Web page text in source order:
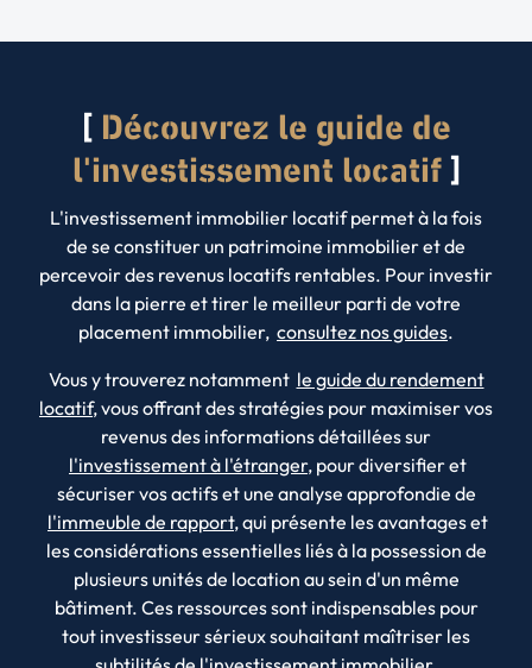
Découvrez le guide de
l'investissement locatif
L'investissement immobilier locatif permet à la fois
de se constituer un patrimoine immobilier et de
percevoir des revenus locatifs rentables. Pour investir
dans la pierre et tirer le meilleur parti de votre
placement immobilier, consultez nos guides.
Vous y trouverez notamment le guide du rendement
locatif, vous offrant des stratégies pour maximiser vos
revenus des informations détaillées sur
l'investissement à l'étranger, pour diversifier et
sécuriser vos actifs et une analyse approfondie de
l'immeuble de rapport, qui présente les avantages et
les considérations essentielles liés à la possession de
plusieurs unités de location au sein d'un même
bâtiment. Ces ressources sont indispensables pour
tout investisseur sérieux souhaitant maîtriser les